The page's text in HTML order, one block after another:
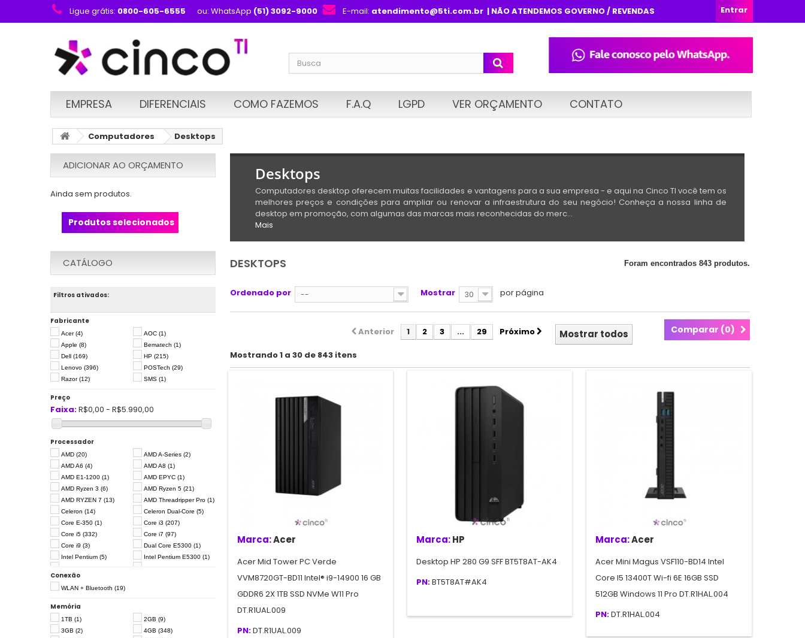
Entrar
Ligue grátis: 0800-605-6555 ou: WhatsApp (51) 3092-9000 E-mail: atendimento@5ti.com.br| NÃO ATENDEMOS GOVERNO / REVENDAS
EMPRESA DIFERENCIAIS COMO FAZEMOS F.A.Q LGPD VER ORÇAMENTO CONTATO
Computadores Desktops
ADICIONAR AO ORÇAMENTO
Ainda sem produtos.
Produtos selecionados
CATÁLOGO
Filtros ativados:
Fabricante
Acer(4) AOC (1)
Apple (8) Bematech (1)
Dell (169) HP (215)
Lenovo (396) POSTech (29)
Razor(12) SMS (1)
Preço
Faixa:R$0,00 - R$5.990,00
Processador
AMD (20) AMD A-Series (2)
AMD A6 (4) AMD A8 (1)
AMD E1-1200 (1) AMD EPYC (1)
AMD Ryzen 3 (6) AMD Ryzen 5 (21)
AMD RYZEN 7 (13) AMD Threadripper Pro (1)
Celeron (14) Celeron Dual-Core (5)
Core E-350 (1) Core i3 (207)
Core i5 (332) Core i7 (97)
Core i9 (3) Dual Core E5300 (1)
Intel Pentium (5) Intel Pentium E5300 (1)
Intel Ultra 7
Intel Xeon(2)
Pentium Dual Core G630
Conexão
WLAN + Bluetooth (19)
Memória
1TB (1) 2GB (9)
3GB (2) 4GB (348)
Desktops
Computadores desktop oferecem muitas facilidades e vantagens para a sua empresa - e aqui na Cinco TI você tem os
melhores preços e condições para ampliar ou renovar a infraestrutura do seu negócio! Conheça a nossa linha de
desktop em promoção, com algumas das marcas mais reconhecidas do merc...
Mais
DESKTOPS Foram encontrados 843 produtos.
Ordenado por -- Mostrar 30 por página
Comparar (0)
Mostrar todos
Anterior 1 2 3 ... 29 Próximo
Mostrando 1 a 30 de 843 itens
Marca:Acer
Acer Mid Tower PC Verde
VVM8720GT-BD11 Intel® i9-14900 16 GB
GDDR6 2X 1TB SSD NVMe W11 Pro
DT.R1UAL.009
PN:DT.R1UAL.009
Marca:HP
Desktop HP 280 G9 SFF BT5T8AT-AK4
PN:BT5T8AT#AK4
Marca:Acer
Acer Mini Magus VSF110-BD14 Intel
Core I5 13400T Wi-fi 6E 16GB SSD
512GB Windows 11 Pro DT.R1HAL.004
PN:DT.R1HAL.004